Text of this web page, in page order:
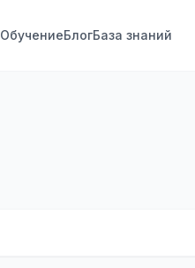
ОбучениеБлогБаза знаний